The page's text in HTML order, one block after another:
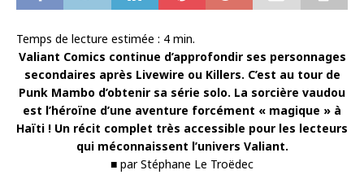
Temps de lecture estimée : 4 min.
Valiant Comics continue d’approfondir ses personnages
secondaires après Livewire ou Killers. C’est au tour de
Punk Mambo d’obtenir sa série solo. La sorcière vaudou
est l’héroïne d’une aventure forcément « magique » à
Haïti ! Un récit complet très accessible pour les lecteurs
qui méconnaissent l’univers Valiant.
■ par Stéphane Le Troëdec